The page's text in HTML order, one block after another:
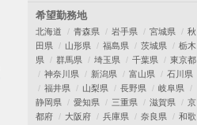
希望勤務地
北海道 青森県 岩手県 宮城県
秋
田県
山形県 福島県 茨城県
栃木
県
群馬県 埼玉県 千葉県
東京都
神奈川県
新潟県 富山県
石川県
福井県
山梨県 長野県
岐阜県
静岡県
愛知県 三重県 滋賀県
京
都府
大阪府 兵庫県 奈良県
和歌